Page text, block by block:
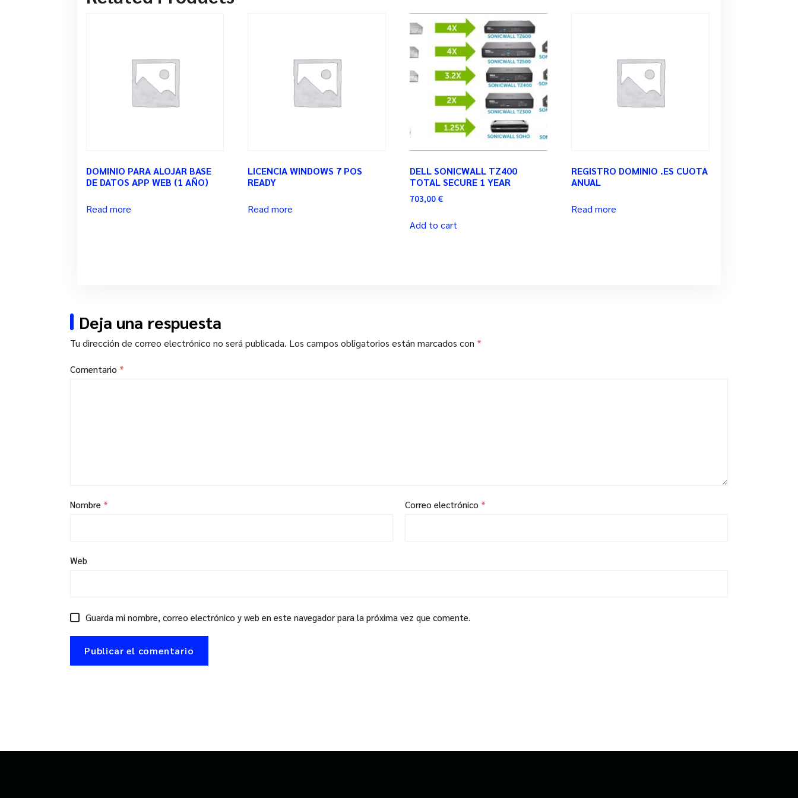
DOMINIO PARA ALOJAR BASE
DE DATOS APP WEB (1 AÑO)
Read more
LICENCIA WINDOWS 7 POS
READY
Read more
DELL SONICWALL TZ400
TOTAL SECURE 1 YEAR
703,00 €
Add to cart
REGISTRO DOMINIO .ES CUOTA
ANUAL
Read more
Deja una respuesta
Tu dirección de correo electrónico no será publicada. Los campos obligatorios están marcados con *
Comentario *
Nombre * Correo electrónico *
Web
Guarda mi nombre, correo electrónico y web en este navegador para la próxima vez que comente.